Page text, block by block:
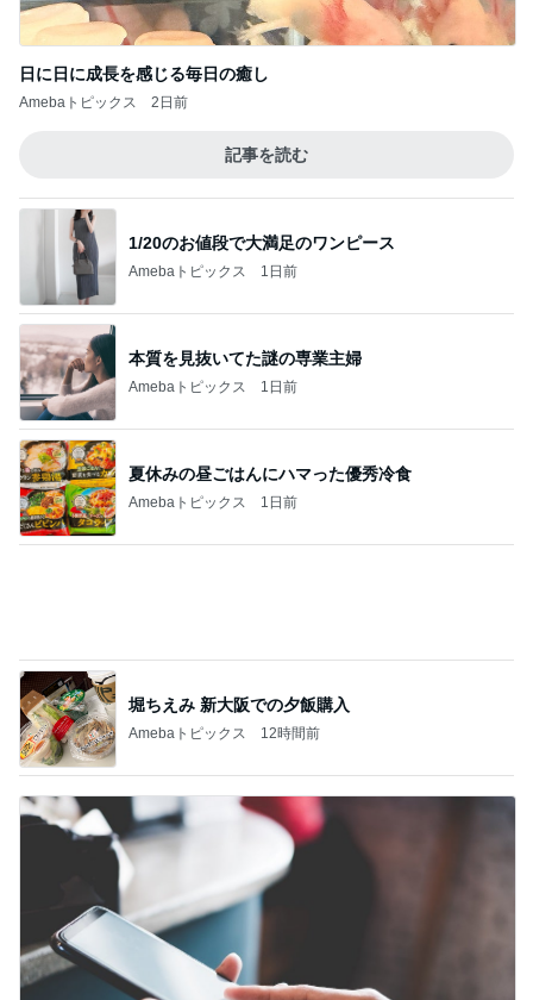
1/20のお値段で大満足のワンピース
Amebaトピックス 1日前
Amebaトピックス 1日前
夏休みの昼ごはんにハマった優秀冷食
Amebaトピックス 1日前
堀ちえみ 新大阪での夕飯購入
Amebaトピックス 12時間前
ひどいメッセージで閉じられた応援